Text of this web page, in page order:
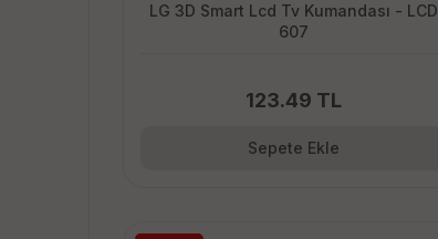
LG 3D Smart Lcd Tv Kumandası - LCD
607
123.49 TL
Sepete Ekle